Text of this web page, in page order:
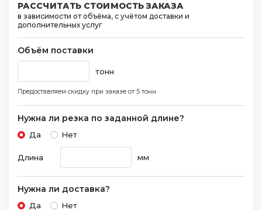
РАССЧИТАТЬ СТОИМОСТЬ ЗАКАЗА
в зависимости от объёма, с учётом доставки и
дополнительных услуг
Объём поставки
тонн
Предоставляем скидку при заказе от 5 тонн
Нужна ли резка по заданной длине?
Да Нет
Длина мм
Нужна ли доставка?
Да Нет